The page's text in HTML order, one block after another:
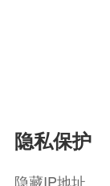
隐私保护
隐藏IP地址